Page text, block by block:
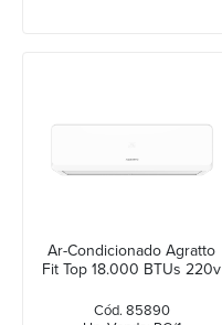
Ar-Condicionado Agratto
Fit Top 18.000 BTUs 220v
Cód. 85890